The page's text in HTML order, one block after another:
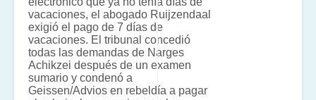
vacaciones, el abogado Ruijzendaal
exigió el pago de 7 días de
vacaciones. El tribunal concedió
todas las demandas de Narges
Achikzei después de un examen
sumario y condenó a
Geissen/Advios en rebeldía a pagar